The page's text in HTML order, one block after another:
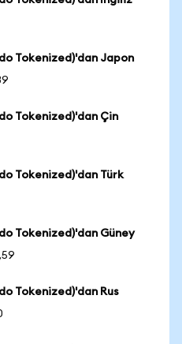
Tokenized)'dan Japon
Tokenized)'dan Çin
Tokenized)'dan Türk
Tokenized)'dan Güney
Tokenized)'dan Rus